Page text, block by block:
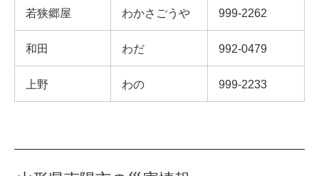
若狭郷屋 わかさごうや 999-2262
和田 わだ 992-0479
上野 わの 999-2233